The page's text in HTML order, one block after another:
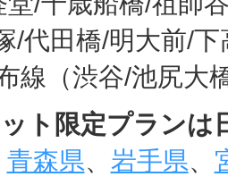
/代田橋/明大前/
線（渋谷/池尻大
ット限定プラン
青森県、 岩手県、